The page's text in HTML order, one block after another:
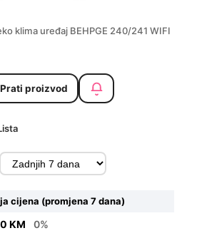
klima uređaj BEHPGE 240/241 WIFI
Prati proizvod
cijena (promjena 7 dana)
KM 0%